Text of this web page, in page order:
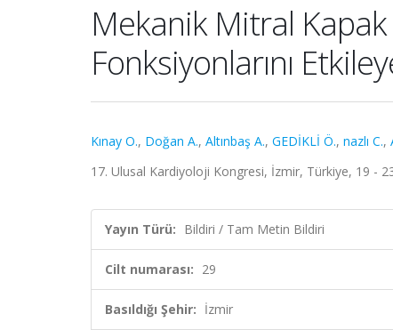
Mekanik Mitral Kapak
Fonksiyonlarını
Kınay O., Doğan A., Altınbaş A., GEDİKLİ Ö., nazlı C.,
17. Ulusal Kardiyoloji Kongresi, İzmir, Türkiye, 19 -
Yayın Türü: Bildiri / Tam Metin Bildiri
Cilt numarası: 29
Basıldığı Şehir: İzmir